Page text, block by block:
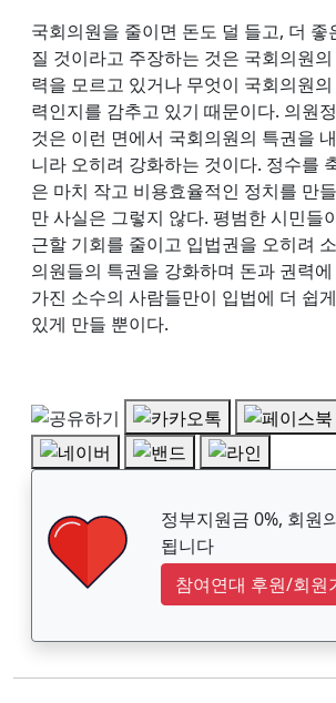
국회의원을 줄이면 돈도 덜 들고, 더 좋
질 것이라고 주장하는 것은 국회의원
력을 모르고 있거나 무엇이 국회의원
력인지를 감추고 있기 때문이다. 의원
것은 이런 면에서 국회의원의 특권을
니라 오히려 강화하는 것이다. 정수를
은 마치 작고 비용효율적인 정치를 만
만 사실은 그렇지 않다. 평범한 시민들
근할 기회를 줄이고 입법권을 오히려
의원들의 특권을 강화하며 돈과 권력
가진 소수의 사람들만이 입법에 더 쉽
있게 만들 뿐이다.
정부지원금 0%, 회원
됩니다
참여연대 후원/회원